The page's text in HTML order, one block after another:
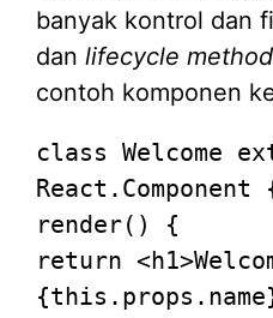
banyak kontrol dan
dan lifecycle
contoh komponen
class Welcome
React.Component
render
return <h1>